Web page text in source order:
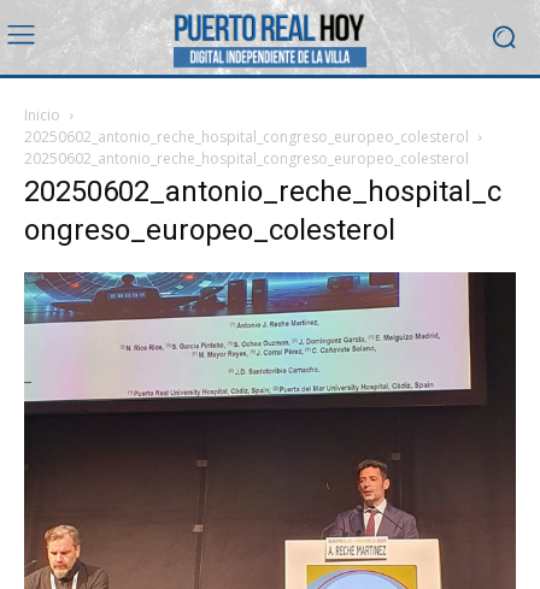
Inicio
20250602_antonio_reche_hospital_congreso_europeo_colesterol
20250602_antonio_reche_hospital_congreso_europeo_colesterol
20250602_antonio_reche_hospital_c
ongreso_europeo_colesterol